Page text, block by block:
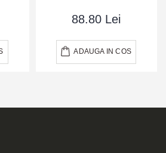
88.80 Lei
ADAUGA IN COS